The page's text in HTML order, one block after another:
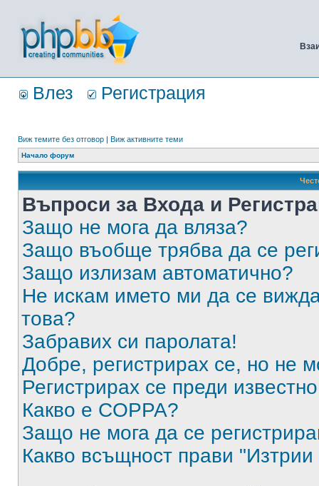
Влез Регистрация
Виж темите без отговор | Виж активните теми
Начало форум
Въпроси за Входа и
Защо не мога да вляза?
Защо въобще трябва да се
Защо излизам автоматично?
Не искам името ми да се
това?
Забравих си паролата!
Добре, регистрирах се, но не
Регистрирах се преди
Какво е COPPA?
Защо не мога да се
Какво всъщност прави "Изтрии